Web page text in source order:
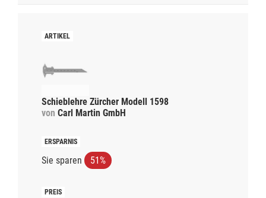
Schieblehre Zürcher Modell 1598
von Carl Martin GmbH
Sie sparen 51%